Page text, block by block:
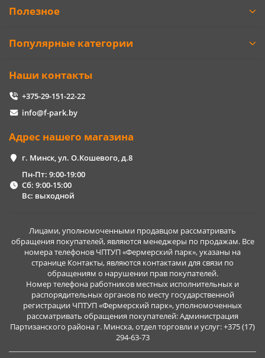
Полезное
Популярные категории
Наши контакты
+375-29-151-22-22
info@f-park.by
Адрес нашего магазина
г. Минск, ул. О.Кошевого, д.8
Пн-Пт: 9:00-19:00
Сб: 9:00-15:00
Вс: выходной
Лицами, уполномоченными продавцом рассматривать
обращения покупателей, являются менеджеры по продажам. Все
номера телефонов ЧПТУП «Фермерский парк», указаны на
странице Контакты, являются контактами для связи по
обращениям о нарушении прав покупателей.
Номер телефона работников местных исполнительных и
распорядительных органов по месту государственной
регистрации ЧПТУП «Фермерский парк», уполномоченных
рассматривать обращения покупателей: Администрация
Партизанского района г. Минска, отдел торговли и услуг: +375 (17)
294-63-73